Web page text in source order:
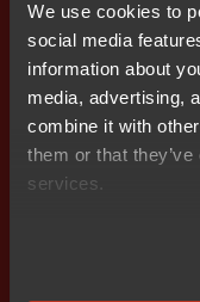
We use cookies to
social media
information about
media, advertising,
combine it with
them or that
services.